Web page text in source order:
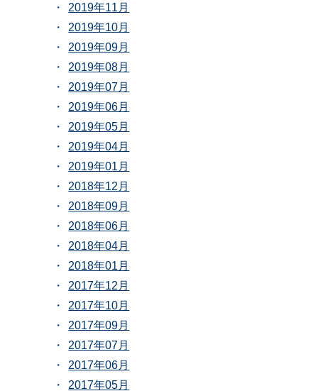
2019年11月
2019年10月
2019年09月
2019年08月
2019年07月
2019年06月
2019年05月
2019年04月
2019年01月
2018年12月
2018年09月
2018年06月
2018年04月
2018年01月
2017年12月
2017年10月
2017年09月
2017年07月
2017年06月
2017年05月